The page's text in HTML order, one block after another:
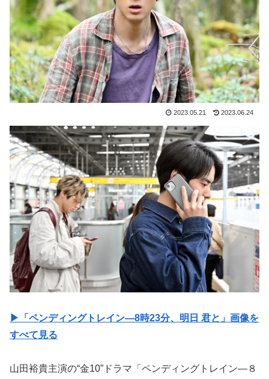
2023.05.21 2023.06.24
▶︎「ペンディングトレイン―8時23分、明日 君と」画像を
すべて見る
山田裕貴主演の“金10”ドラマ「ペンディングトレイン―８